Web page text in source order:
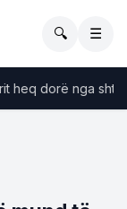
🔍 ☰
dorë nga